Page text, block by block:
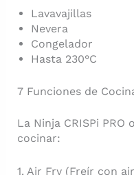
Lavavajillas
Nevera
Congelador
Hasta 230°C
7 Funciones de
La Ninja CRISPi
cocinar:
1. Air Fry (Freír con